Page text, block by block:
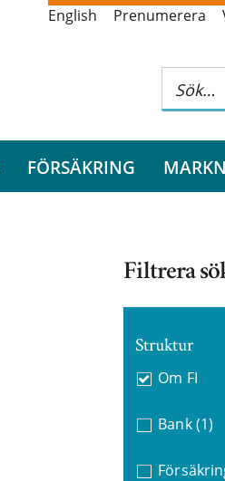
English Prenumerera
FÖRSÄKRING
Filtrera
Struktur
Om FI
Bank (1)